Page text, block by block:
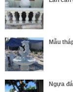
Mẫu
Ngựa